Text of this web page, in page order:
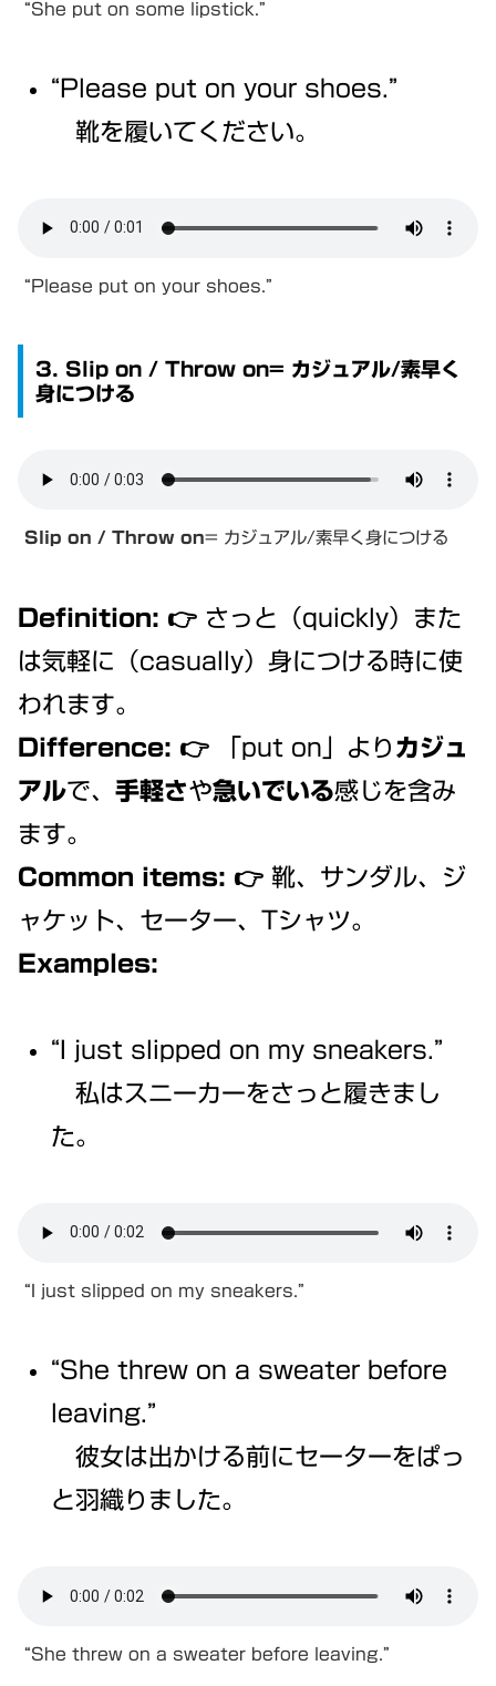
“She put on some lipstick.”
“Please put on your shoes.”
靴を履いてください。
“Please put on your shoes.”
3. Slip on / Throw on= カジュアル/素早く
身につける
Slip on / Throw on= カジュアル/素早く身につける
Definition: 👉 さっと（quickly）また
は気軽に（casually）身につける時に使
われます。
Difference: 👉 「put on」より カジュ
アルで、 手軽さや急いでいる感じを含み
ます。
Common items: 👉 靴、サンダル、ジ
ャケット、セーター、Tシャツ。
Examples:
“I just slipped on my sneakers.”
私はスニーカーをさっと履きまし
た。
“I just slipped on my sneakers.”
“She threw on a sweater before
leaving.”
彼女は出かける前にセーターをぱっ
と羽織りました。
“She threw on a sweater before leaving.”